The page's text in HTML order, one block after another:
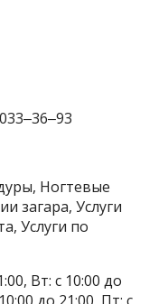
Ногтевые
загара, Услуги
Услуги по
Вт: с 10:00 до